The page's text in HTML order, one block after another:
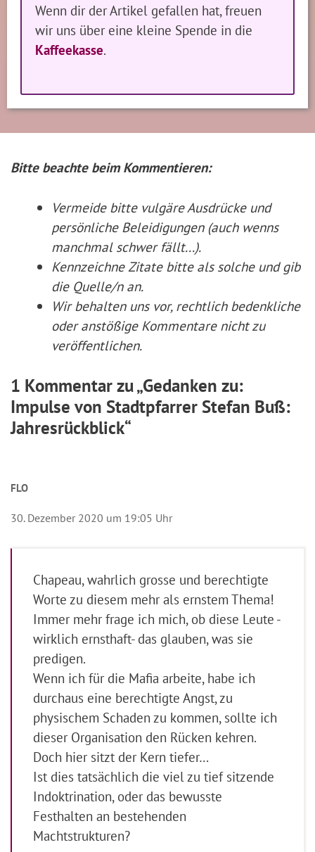
Wenn dir der Artikel gefallen hat, freuen
wir uns über eine kleine Spende in die
Kaffeekasse.
Bitte beachte beim Kommentieren:
Vermeide bitte vulgäre Ausdrücke und
persönliche Beleidigungen (auch wenns
manchmal schwer fällt...).
Kennzeichne Zitate bitte als solche und gib
die Quelle/n an.
Wir behalten uns vor, rechtlich bedenkliche
oder anstößige Kommentare nicht zu
veröffentlichen.
1 Kommentar zu „Gedanken zu:
Impulse von Stadtpfarrer Stefan Buß:
Jahresrückblick“
FLO
30. Dezember 2020 um 19:05 Uhr
Chapeau, wahrlich grosse und berechtigte
Worte zu diesem mehr als ernstem Thema!
Immer mehr frage ich mich, ob diese Leute -
wirklich ernsthaft- das glauben, was sie
predigen.
Wenn ich für die Mafia arbeite, habe ich
durchaus eine berechtigte Angst, zu
physischem Schaden zu kommen, sollte ich
dieser Organisation den Rücken kehren.
Doch hier sitzt der Kern tiefer…
Ist dies tatsächlich die viel zu tief sitzende
Indoktrination, oder das bewusste
Festhalten an bestehenden
Machtstrukturen?